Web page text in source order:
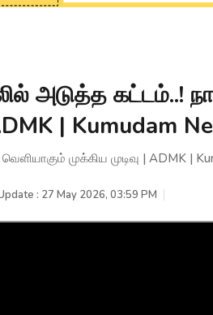
அடுத்த கட்டம்..!
| Kumudam
முக்கிய முடிவு | ADMK |
: 27 May 2026, 03:59 PM